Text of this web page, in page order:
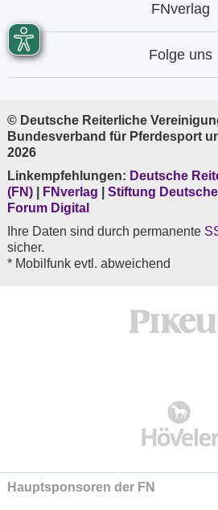
FNverlag
Folge uns
© Deutsche Reiterliche
Bundesverband für Pferdesport
2026
Linkempfehlungen: Deutsche
(FN)
FNverlag Stiftung
Forum Digital
Ihre Daten sind durch permanente
sicher.
* Mobilfunk evtl. abweichend
Hauptsponsoren der FN